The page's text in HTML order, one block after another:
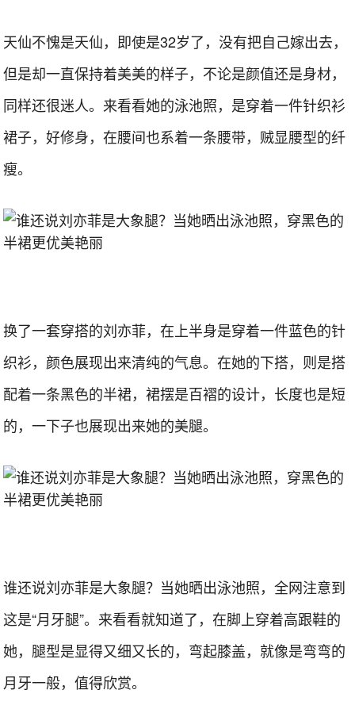
天仙不愧是天仙，即使是32岁了，没有把自己嫁出去，
但是却一直保持着美美的样子，不论是颜值还是身材，
同样还很迷人。来看看她的泳池照，是穿着一件针织衫
裙子，好修身，在腰间也系着一条腰带，贼显腰型的纤
瘦。
换了一套穿搭的刘亦菲，在上半身是穿着一件蓝色的针
织衫，颜色展现出来清纯的气息。在她的下搭，则是搭
配着一条黑色的半裙，裙摆是百褶的设计，长度也是短
的，一下子也展现出来她的美腿。
谁还说刘亦菲是大象腿？当她晒出泳池照，全网注意到
这是“月牙腿”。来看看就知道了，在脚上穿着高跟鞋的
她，腿型是显得又细又长的，弯起膝盖，就像是弯弯的
月牙一般，值得欣赏。